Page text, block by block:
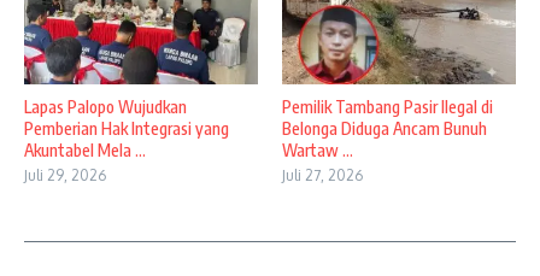
Lapas Palopo Wujudkan
Pemberian Hak Integrasi yang
Akuntabel Mela ...
Juli 29, 2026
Pemilik Tambang Pasir Ilegal di
Belonga Diduga Ancam Bunuh
Wartaw ...
Juli 27, 2026